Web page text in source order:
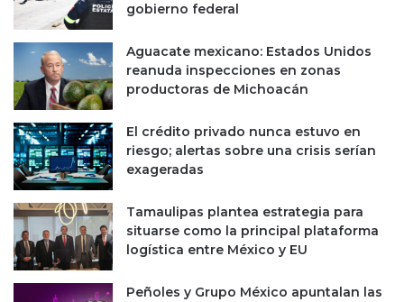
gobierno federal
Aguacate mexicano: Estados Unidos
reanuda inspecciones en zonas
productoras de Michoacán
El crédito privado nunca estuvo en
riesgo; alertas sobre una crisis serían
exageradas
Tamaulipas plantea estrategia para
situarse como la principal plataforma
logística entre México y EU
Peñoles y Grupo México apuntalan las